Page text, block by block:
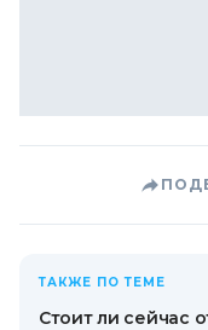
ТАКЖЕ ПО ТЕМЕ
Стоит ли сейчас